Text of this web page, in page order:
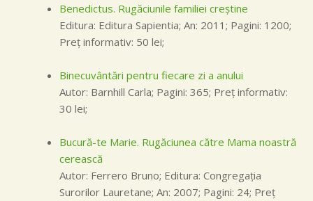
Benedictus. Rugăciunile familiei creştine
Editura: Editura Sapientia; An: 2011; Pagini: 1200;
Preţ informativ: 50 lei;
Binecuvântări pentru fiecare zi a anului
Autor: Barnhill Carla; Pagini: 365; Preţ informativ:
30 lei;
Bucură-te Marie. Rugăciunea către Mama noastră
cerească
Autor: Ferrero Bruno; Editura: Congregaţia
Surorilor Lauretane; An: 2007; Pagini: 24; Preţ